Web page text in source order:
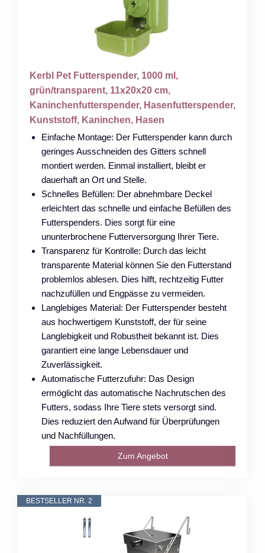
Kerbl Pet Futterspender, 1000 ml,
grün/transparent, 11x20x20 cm,
Kaninchenfutterspender, Hasenfutterspender,
Kunststoff, Kaninchen, Hasen
Einfache Montage: Der Futterspender kann durch
geringes Ausschneiden des Gitters schnell
montiert werden. Einmal installiert, bleibt er
dauerhaft an Ort und Stelle.
Schnelles Befüllen: Der abnehmbare Deckel
erleichtert das schnelle und einfache Befüllen des
Futterspenders. Dies sorgt für eine
ununterbrochene Futterversorgung Ihrer Tiere.
Transparenz für Kontrolle: Durch das leicht
transparente Material können Sie den Futterstand
problemlos ablesen. Dies hilft, rechtzeitig Futter
nachzufüllen und Engpässe zu vermeiden.
Langlebiges Material: Der Futterspender besteht
aus hochwertigem Kunststoff, der für seine
Langlebigkeit und Robustheit bekannt ist. Dies
garantiert eine lange Lebensdauer und
Zuverlässigkeit.
Automatische Futterzufuhr: Das Design
ermöglicht das automatische Nachrutschen des
Futters, sodass Ihre Tiere stets versorgt sind.
Dies reduziert den Aufwand für Überprüfungen
und Nachfüllungen.
Zum Angebot
BESTSELLER NR. 2